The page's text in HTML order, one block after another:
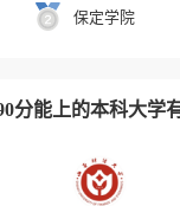
保定学院
分能上的本科大学